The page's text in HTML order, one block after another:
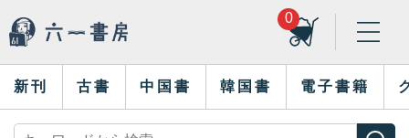
0
新刊 古書 中国書 韓国書 電子書籍